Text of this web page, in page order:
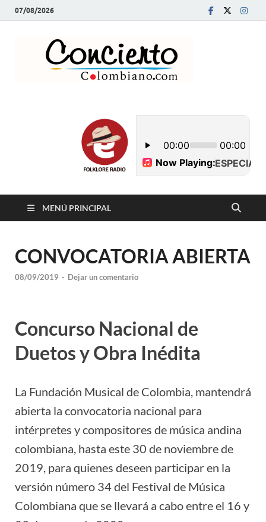
07/08/2026
MENÚ PRINCIPAL
CONVOCATORIA ABIERTA
08/09/2019 - Dejar un comentario
Concurso Nacional de
Duetos y Obra Inédita
La Fundación Musical de Colombia, mantendrá
abierta la convocatoria nacional para
intérpretes y compositores de música andina
colombiana, hasta este 30 de noviembre de
2019, para quienes deseen participar en la
versión número 34 del Festival de Música
Colombiana que se llevará a cabo entre el 16 y